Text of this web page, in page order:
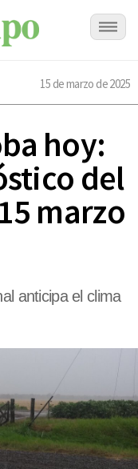
15 de marzo de 2025
hoy:
del
marzo
anticipa el clima